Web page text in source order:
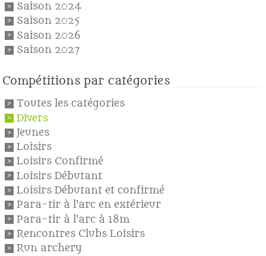
Saison 2024
Saison 2025
Saison 2026
Saison 2027
Compétitions par catégories
Toutes les catégories
Divers
Jeunes
Loisirs
Loisirs Confirmé
Loisirs Débutant
Loisirs Débutant et confirmé
Para-tir à l'arc en extérieur
Para-tir à l'arc à 18m
Rencontres Clubs Loisirs
Run archery